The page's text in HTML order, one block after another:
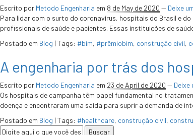
Escrito por Metodo Engenharia em 8 de May de 2020 — Deixe
Para lidar com o surto do coronavírus, hospitais do Brasil e
profissionais de saúde e pacientes. Essas instituições de
Postado em Blog | Tags: #bim, #prêmiobim, construção civil,
A engenharia por trás dos
Escrito por Metodo Engenharia em 23 de April de 2020 — Deixe
Os hospitais de campanha têm papel fundamental no
doença e encontraram uma saída para suprir a demanda de
Postado em Blog | Tags: #healthcare, construção civil,